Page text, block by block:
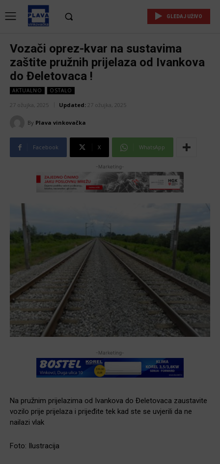
GLEDAJ UŽIVO
Vozači oprez-kvar na sustavima
zaštite pružnih prijelaza od Ivankova
do Đeletovaca !
AKTUALNO OSTALO
27 ožujka, 2025 Updated: 27 ožujka, 2025
By Plava vinkovačka
Facebook X WhatsApp
-Marketing-
-Marketing-
Na pružnim prijelazima od Ivankova do Đeletovaca zaustavite
vozilo prije prijelaza i prijeđite tek kad ste se uvjerili da ne
nailazi vlak
Foto: Ilustracija